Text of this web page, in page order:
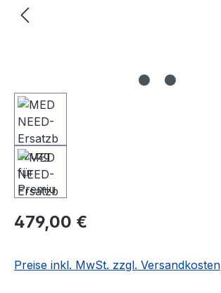
479,00 €
Preise inkl. MwSt. zzgl. Versandkosten